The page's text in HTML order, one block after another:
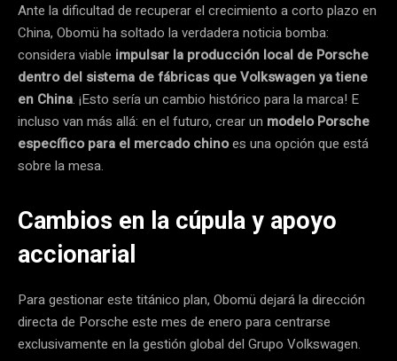
Ante la dificultad de recuperar el crecimiento a corto plazo en
China, Obomü ha soltado la verdadera noticia bomba:
considera viable impulsar la producción local de Porsche
dentro del sistema de fábricas que Volkswagen ya tiene
en China. ¡Esto sería un cambio histórico para la marca! E
incluso van más allá: en el futuro, crear un modelo Porsche
específico para el mercado chinoes una opción que está
sobre la mesa.
Cambios en la cúpula y apoyo
accionarial
Para gestionar este titánico plan, Obomü dejará la dirección
directa de Porsche este mes de enero para centrarse
exclusivamente en la gestión global del Grupo Volkswagen.